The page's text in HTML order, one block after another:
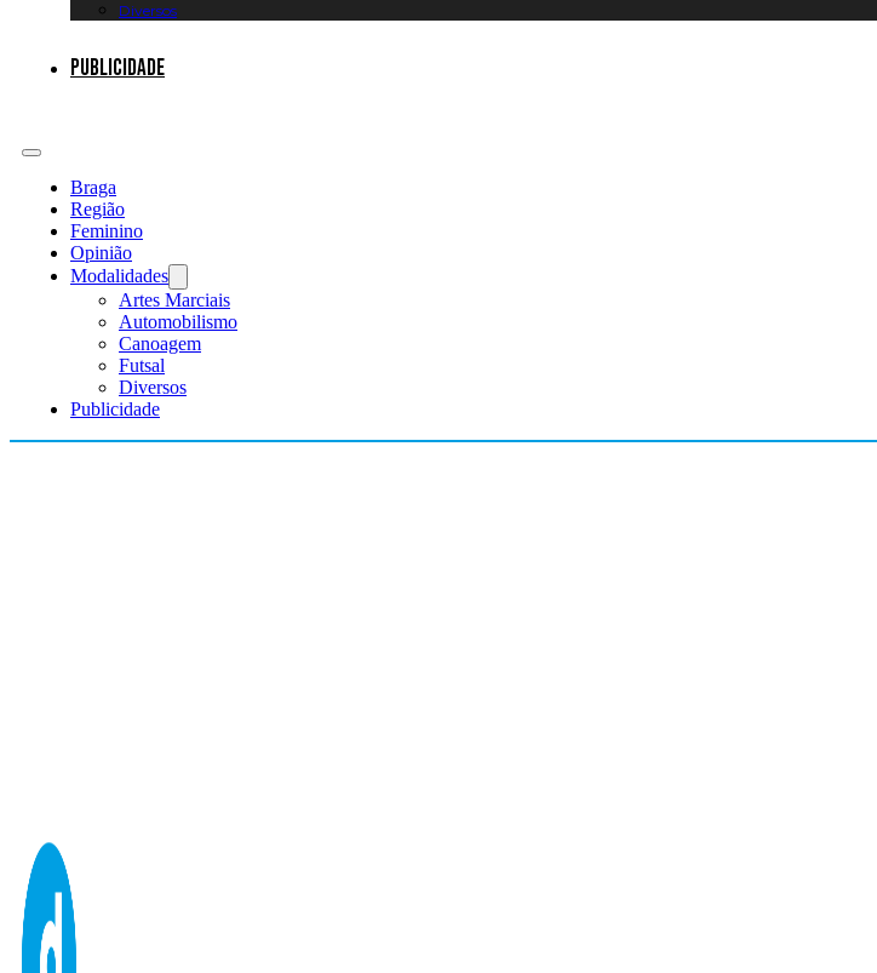
Diversos
Publicidade
Braga
Região
Feminino
Opinião
Modalidades
Artes Marciais
Automobilismo
Canoagem
Futsal
Diversos
Publicidade